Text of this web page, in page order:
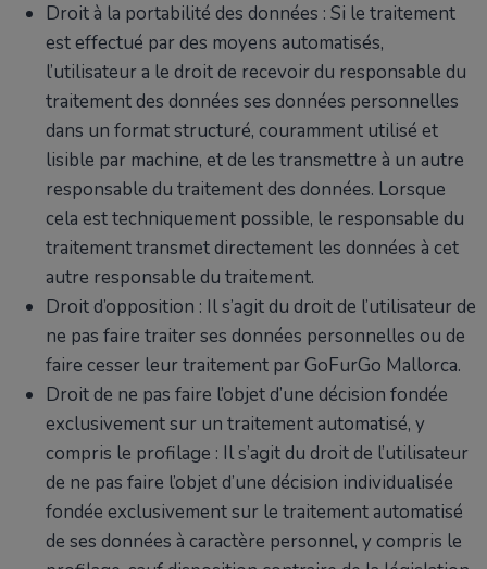
Droit à la portabilité des données : Si le traitement
est effectué par des moyens automatisés,
l’utilisateur a le droit de recevoir du responsable du
traitement des données ses données personnelles
dans un format structuré, couramment utilisé et
lisible par machine, et de les transmettre à un autre
responsable du traitement des données. Lorsque
cela est techniquement possible, le responsable du
traitement transmet directement les données à cet
autre responsable du traitement.
Droit d’opposition : Il s’agit du droit de l’utilisateur de
ne pas faire traiter ses données personnelles ou de
faire cesser leur traitement par GoFurGo Mallorca.
Droit de ne pas faire l’objet d’une décision fondée
exclusivement sur un traitement automatisé, y
compris le profilage : Il s’agit du droit de l’utilisateur
de ne pas faire l’objet d’une décision individualisée
fondée exclusivement sur le traitement automatisé
de ses données à caractère personnel, y compris le